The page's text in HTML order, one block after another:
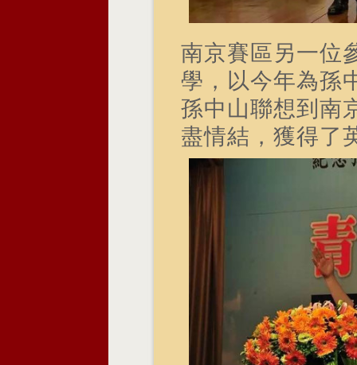
南京賽區另一位
學，以今年為孫
孫中山聯想到南
盡情結，獲得了